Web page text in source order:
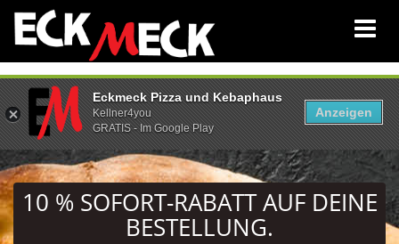
10 % SOFORT-RABATTAUF DEINE
BESTELLUNG.
Eckmeck Pizza und Kebaphaus
Kellner4you
GRATIS - Im Google Play
Anzeigen